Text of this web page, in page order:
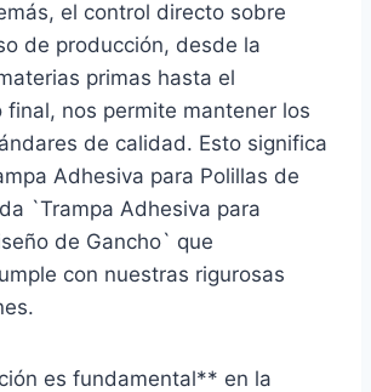
el control directo sobre
de producción, desde la
primas hasta el
final, nos permite mantener los
de calidad. Esto significa
Adhesiva para Polillas de
`Trampa Adhesiva para
de Gancho` que
con nuestras rigurosas
es fundamental** en la